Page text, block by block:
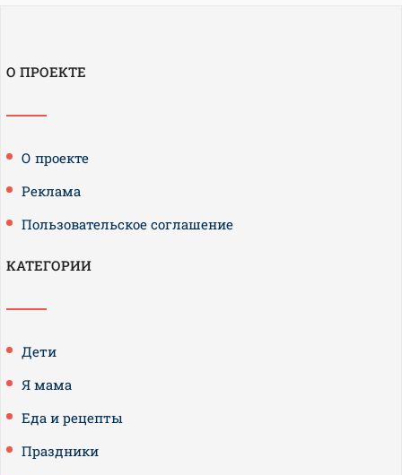
О ПРОЕКТЕ
О проекте
Реклама
Пользовательское соглашение
КАТЕГОРИИ
Дети
Я мама
Еда и рецепты
Праздники